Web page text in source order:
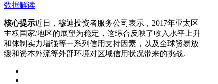
数据解读
核心提示近日，穆迪投资者服务公司表示，2017年亚太区
主权国家/地区的展望为稳定，这综合反映了收入水平上升
和体制实力增强等一系列信用支持因素，以及全球贸易放
缓和资本外流等外部环境对区域信用状况带来的挑战。